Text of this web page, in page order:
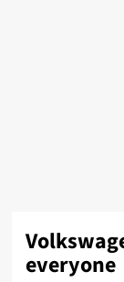
everyone